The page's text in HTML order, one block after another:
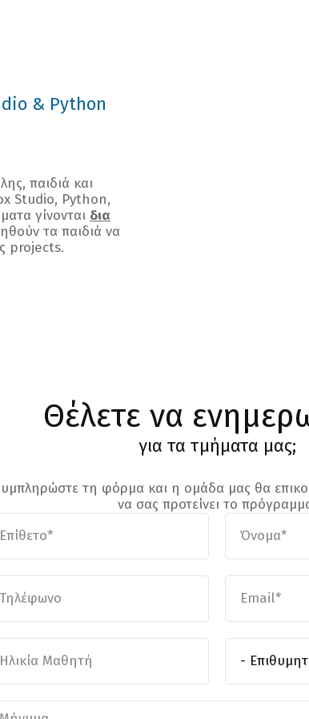
& Python
παιδιά και
Studio, Python,
γίνονται δια
τα παιδιά να
projects.
Θέλετε να
για τα τμήματα μας;
τη φόρμα και η ομάδα μας θα
να σας προτείνει το